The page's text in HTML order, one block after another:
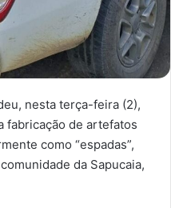
nesta terça-feira (2),
fabricação de artefatos
como “espadas”,
da Sapucaia,